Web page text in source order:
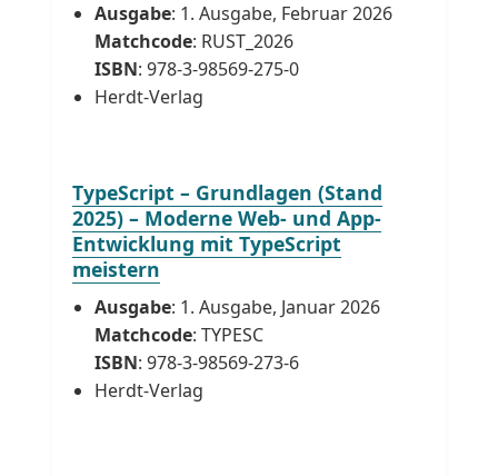
Ausgabe: 1. Ausgabe, Februar 2026
Matchcode: RUST_2026
ISBN: 978-3-98569-275-0
Herdt-Verlag
TypeScript – Grundlagen (Stand
2025) – Moderne Web- und App-
Entwicklung mit TypeScript
meistern
Ausgabe: 1. Ausgabe, Januar 2026
Matchcode: TYPESC
ISBN: 978-3-98569-273-6
Herdt-Verlag